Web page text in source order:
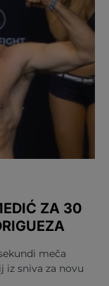
ZA 30
meča
iz sniva za novu